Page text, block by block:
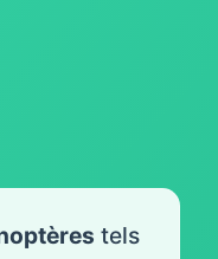
tels